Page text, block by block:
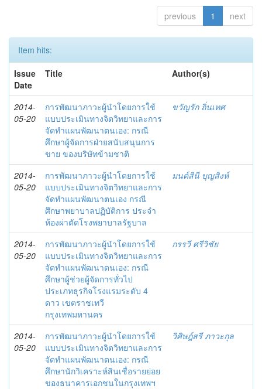
previous 1 next
Item hits:
Issue
Date
Title Author(s)
2014-
05-20
การพัฒนาภาวะผู้นำโดยการใช้
แบบประเมินทางจิตวิทยาและการ
จัดทำแผนพัฒนาตนเอง: กรณี
ศึกษาผู้จัดการฝ่ายสนับสนุนการ
ขาย ของบริษัทข้ามชาติ
ขวัญรัก ถิ่นเทศ
2014-
05-20
การพัฒนาภาวะผู้นำโดยการใช้
แบบประเมินทางจิตวิทยาและการ
จัดทำแผนพัฒนาตนเอง กรณี
ศึกษาพยาบาลปฏิบัติการ ประจำ
ห้องผ่าตัดโรงพยาบาลรัฐบาล
มนต์สินี บุญสิงห์
2014-
05-20
การพัฒนาภาวะผู้นำโดยการใช้
แบบประเมินทางจิตวิทยาและการ
จัดทำแผนพัฒนาตนเอง: กรณี
ศึกษาผู้ช่วยผู้จัดการทั่วไป
ประเภทธุรกิจโรงแรมระดับ 4
ดาว เขตราชเทวี
กรุงเทพมหานคร
กรรวี ศรีวิชัย
2014-
05-20
การพัฒนาภาวะผู้นำโดยการใช้
แบบประเมินทางจิตวิทยาและการ
จัดทำแผนพัฒนาตนเอง: กรณี
ศึกษานักวิเคราะห์สินเชื่อรายย่อย
ของธนาคารเอกชนในกรุงเทพฯ
วิศิษฎ์สรี ภาวะกุล